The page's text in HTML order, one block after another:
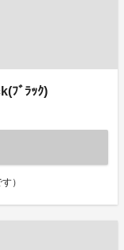
ﾌﾞﾗｯｸ)
）